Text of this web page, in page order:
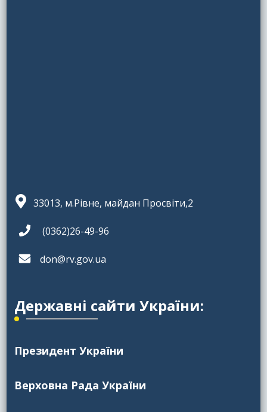
33013, м.Рівне, майдан Просвіти,2
(0362)26-49-96
don@rv.gov.ua
Державні сайти України:
Президент України
Верховна Рада України